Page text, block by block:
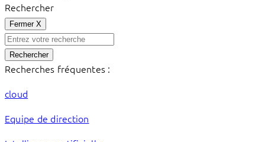
Rechercher
Fermer X
Rechercher
Recherches fréquentes :
cloud
Equipe de direction